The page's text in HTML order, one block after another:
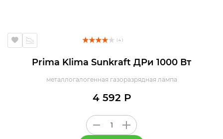
( 4 )
Prima Klima Sunkraft ДРи 1000 Вт
металлогалогенная газоразрядная лампа
4 592 Р